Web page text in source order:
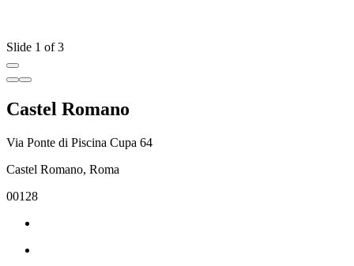
Slide 1 of 3
Castel Romano
Via Ponte di Piscina Cupa 64
Castel Romano, Roma
00128